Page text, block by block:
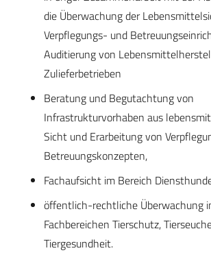
die Überwachung der
Verpflegungs- und
Auditierung von
Zulieferbetrieben
Beratung und Begutachtung von
Infrastrukturvorhaben aus
Sicht und Erarbeitung von
Betreuungskonzepten,
Fachaufsicht im Bereich
öffentlich-rechtliche Überwachung
Fachbereichen Tierschutz,
Tiergesundheit.